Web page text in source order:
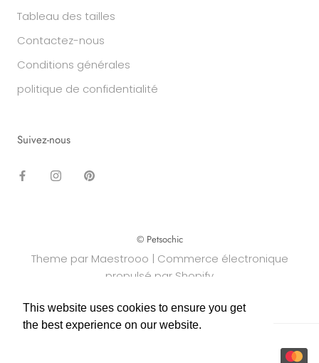
This website uses cookies to ensure you get
the best experience on our website.
This website uses cookies to ensure you get
the best experience on our website.
Tableau des tailles
Contactez-nous
Conditions générales
politique de confidentialité
Suivez-nous
© Petsochic
Theme par Maestrooo | Commerce électronique
propulsé par Shopify